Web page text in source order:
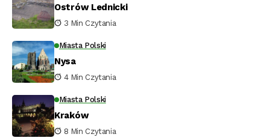
Ostrów Lednicki
3 Min Czytania
Miasta Polski
Nysa
4 Min Czytania
Miasta Polski
Kraków
8 Min Czytania